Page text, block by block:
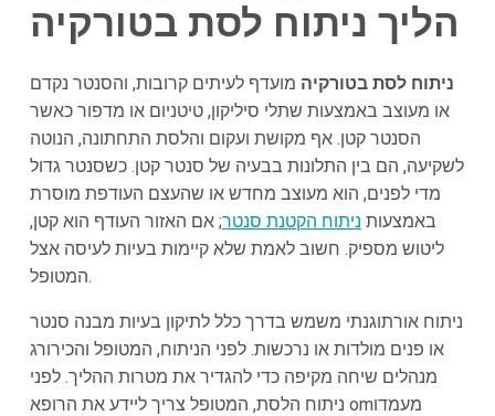
הליך ניתוח לסת בטורקיה
ניתוח לסת בטורקיה מועדף לעיתים קרובות, והסנטר נקדם
או מעוצב באמצעות שתלי סיליקון, טיטניום או מדפור כאשר
הסנטר קטן. אף מקושת ועקום והלסת התחתונה, הנוטה
לשקיעה, הם בין התלונות בבעיה של סנטר קטן. כשסנטר גדול
מדי לפנים, הוא מעוצב מחדש או שהעצם העודפת מוסרת
באמצעות ניתוח הקטנת סנטר; אם האזור העודף הוא קטן,
ליטוש מספיק. חשוב לאמת שלא קיימות בעיות לעיסה אצל
המטופל.
ניתוח אורתוגנתי משמש בדרך כלל לתיקון בעיות מבנה סנטר
או פנים מולדות או נרכשות. לפני הניתוח, המטופל והכירורג
מנהלים שיחה מקיפה כדי להגדיר את מטרות ההליך. לפני
ניתוח הלסת, המטופל צריך ליידע את הרופא omמעמדו